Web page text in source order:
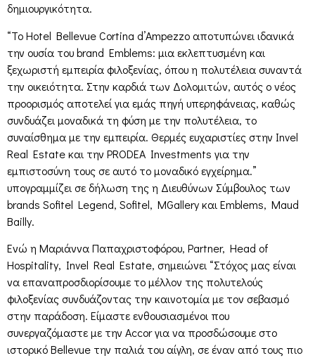
δημιουργικότητα.
“Το Hotel Bellevue Cortina d’Ampezzo αποτυπώνει ιδανικά
την ουσία του brand Emblems: μια εκλεπτυσμένη και
ξεχωριστή εμπειρία φιλοξενίας, όπου η πολυτέλεια συναντά
την οικειότητα. Στην καρδιά των Δολομιτών, αυτός ο νέος
προορισμός αποτελεί για εμάς πηγή υπερηφάνειας, καθώς
συνδυάζει μοναδικά τη φύση με την πολυτέλεια, το
συναίσθημα με την εμπειρία. Θερμές ευχαριστίες στην Invel
Real Estate και την PRODEA Investments για την
εμπιστοσύνη τους σε αυτό το μοναδικό εγχείρημα.”
υπογραμμίζει σε δήλωση της η Διευθύνων Σύμβουλος των
brands Sofitel Legend, Sofitel, MGallery και Emblems, Maud
Bailly.
Ενώ η Μαριάννα Παπαχριστοφόρου, Partner, Head of
Hospitality, Invel Real Estate, σημειώνει “Στόχος μας είναι
να επαναπροσδιορίσουμε το μέλλον της πολυτελούς
φιλοξενίας συνδυάζοντας την καινοτομία με τον σεβασμό
στην παράδοση. Είμαστε ενθουσιασμένοι που
συνεργαζόμαστε με την Accor για να προσδώσουμε στο
ιστορικό Bellevue την παλιά του αίγλη, σε έναν από τους πιο